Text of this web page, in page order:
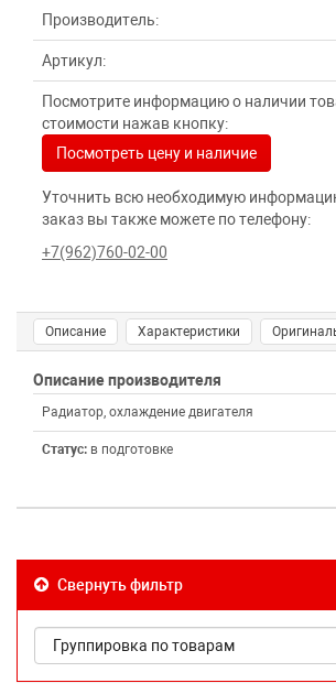
Производитель:
Артикул:
Посмотрите информацию о наличии
стоимости нажав кнопку:
Посмотреть цену и наличие
Уточнить всю необходимую
заказ вы также можете по телефону:
+7(962)760-02-00
Описание Характеристики
Описание производителя
Радиатор, охлаждение двигателя
Статус: в подготовке
Свернуть фильтр